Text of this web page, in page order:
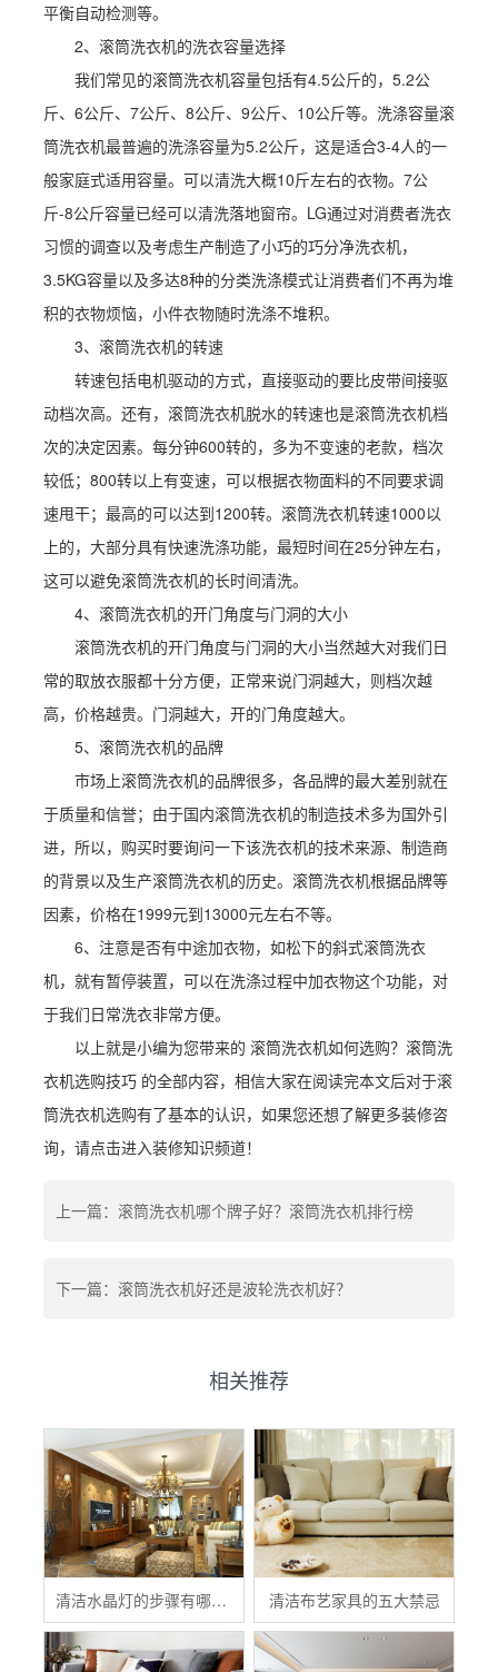
平衡自动检测等。
2、滚筒洗衣机的洗衣容量选择
我们常见的滚筒洗衣机容量包括有4.5公斤的，5.2公
斤、6公斤、7公斤、8公斤、9公斤、10公斤等。洗涤容量滚
筒洗衣机最普遍的洗涤容量为5.2公斤，这是适合3-4人的一
般家庭式适用容量。可以清洗大概10斤左右的衣物。7公
斤-8公斤容量已经可以清洗落地窗帘。LG通过对消费者洗衣
习惯的调查以及考虑生产制造了小巧的巧分净洗衣机，
3.5KG容量以及多达8种的分类洗涤模式让消费者们不再为堆
积的衣物烦恼，小件衣物随时洗涤不堆积。
3、滚筒洗衣机的转速
转速包括电机驱动的方式，直接驱动的要比皮带间接驱
动档次高。还有，滚筒洗衣机脱水的转速也是滚筒洗衣机档
次的决定因素。每分钟600转的，多为不变速的老款，档次
较低；800转以上有变速，可以根据衣物面料的不同要求调
速甩干；最高的可以达到1200转。滚筒洗衣机转速1000以
上的，大部分具有快速洗涤功能，最短时间在25分钟左右，
这可以避免滚筒洗衣机的长时间清洗。
4、滚筒洗衣机的开门角度与门洞的大小
滚筒洗衣机的开门角度与门洞的大小当然越大对我们日
常的取放衣服都十分方便，正常来说门洞越大，则档次越
高，价格越贵。门洞越大，开的门角度越大。
5、滚筒洗衣机的品牌
市场上滚筒洗衣机的品牌很多，各品牌的最大差别就在
于质量和信誉；由于国内滚筒洗衣机的制造技术多为国外引
进，所以，购买时要询问一下该洗衣机的技术来源、制造商
的背景以及生产滚筒洗衣机的历史。滚筒洗衣机根据品牌等
因素，价格在1999元到13000元左右不等。
6、注意是否有中途加衣物，如松下的斜式滚筒洗衣
机，就有暂停装置，可以在洗涤过程中加衣物这个功能，对
于我们日常洗衣非常方便。
以上就是小编为您带来的 滚筒洗衣机如何选购？滚筒洗
衣机选购技巧 的全部内容，相信大家在阅读完本文后对于滚
筒洗衣机选购有了基本的认识，如果您还想了解更多装修咨
询，请点击进入装修知识频道！
上一篇：滚筒洗衣机哪个牌子好？滚筒洗衣机排行榜
下一篇：滚筒洗衣机好还是波轮洗衣机好？
相关推荐
清洁水晶灯的步骤有哪些？ 清洁布艺家具的五大禁忌